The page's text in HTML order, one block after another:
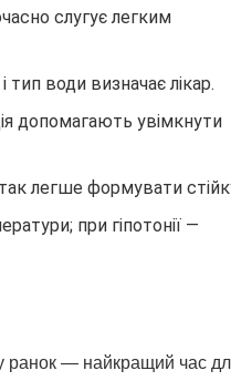
слугує легким
води визначає лікар.
допомагають увімкнути
легше формувати
при гіпотонії —
ранок — найкращий час